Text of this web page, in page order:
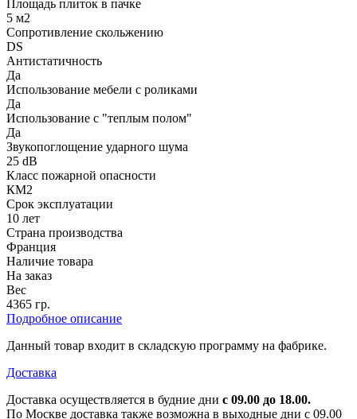
Площадь плиток в пачке
5 м2
Сопротивление скольжению
DS
Антистатичность
Да
Использование мебели с роликами
Да
Использование с "теплым полом"
Да
Звукопоглощение ударного шума
25 dB
Класс пожарной опасности
КМ2
Срок эксплуатации
10 лет
Страна производства
Франция
Наличие товара
На заказ
Вес
4365 гр.
Подробное описание
Данный товар входит в складскую программу на фабрике.
Доставка
Доставка осуществляется в будние дни с 09.00 до 18.00.
По Москве доставка также возможна в выходные дни с 09.00